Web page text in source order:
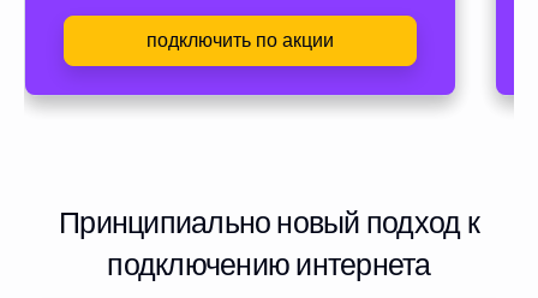
подключить по акции
Принципиально новый подход к
подключению интернета